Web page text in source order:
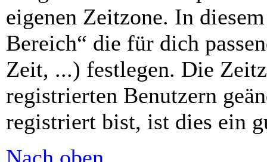
eigenen Zeitzone. In
Bereich“ die für dich
Zeit, ...) festlegen. Die
registrierten Benutzern
registriert bist, ist dies ein